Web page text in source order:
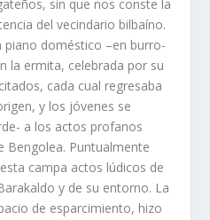
sin que nos conste la
del vecindario bilbaí­no.
piano doméstico –en burro-
la ermita, celebrada por su
cada cual regresaba
y los jóvenes se
a los actos profanos
Bengolea. Puntualmente
campa actos lúdicos de
y de su entorno. La
de esparcimiento, hizo